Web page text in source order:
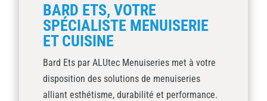
BARD ETS, VOTRE
SPÉCIALISTE MENUISERIE
ET CUISINE
Bard Ets par ALUtec Menuiseries met à votre
disposition des solutions de menuiseries
alliant esthétisme, durabilité et performance.